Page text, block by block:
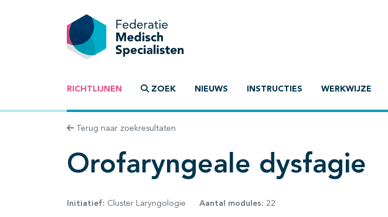
RICHTLIJNEN ZOEK NIEUWS INSTRUCTIES WERKWIJZE
Terug naar zoekresultaten
Orofaryngeale dysfagie
Initiatief: Cluster Laryngologie Aantal modules: 22